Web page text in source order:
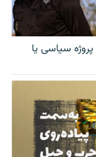
پروژه سیاسی یا